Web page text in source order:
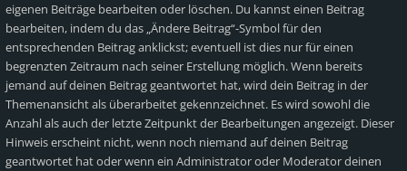
eigenen Beiträge bearbeiten oder löschen. Du kannst einen Beitrag
bearbeiten, indem du das „Ändere Beitrag“-Symbol für den
entsprechenden Beitrag anklickst; eventuell ist dies nur für einen
begrenzten Zeitraum nach seiner Erstellung möglich. Wenn bereits
jemand auf deinen Beitrag geantwortet hat, wird dein Beitrag in der
Themenansicht als überarbeitet gekennzeichnet. Es wird sowohl die
Anzahl als auch der letzte Zeitpunkt der Bearbeitungen angezeigt. Dieser
Hinweis erscheint nicht, wenn noch niemand auf deinen Beitrag
geantwortet hat oder wenn ein Administrator oder Moderator deinen